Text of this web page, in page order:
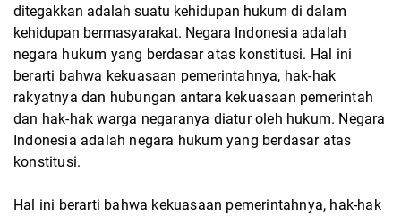
ditegakkan adalah suatu kehidupan hukum di dalam
kehidupan bermasyarakat. Negara Indonesia adalah
negara hukum yang berdasar atas konstitusi. Hal ini
berarti bahwa kekuasaan pemerintahnya, hak-hak
rakyatnya dan hubungan antara kekuasaan pemerintah
dan hak-hakwarga negaranya diatur oleh hukum. Negara
Indonesia adalah negara hukum yang berdasar atas
konstitusi.
Hal ini berarti bahwa kekuasaan pemerintahnya, hak-hak